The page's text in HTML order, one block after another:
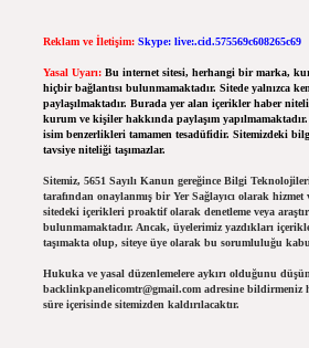
Reklam ve İletişim: Skype: live:.cid.575569c608265c69
Yasal Uyarı: Bu internet sitesi, herhangi bir marka,
hiçbir bağlantısı bulunmamaktadır. Sitede yalnızca
paylaşılmaktadır. Burada yer alan içerikler haber
kurum ve kişiler hakkında paylaşım
isim benzerlikleri tamamen tesadüfidir. Sitemizdeki
tavsiye niteliği taşımazlar.
Sitemiz, 5651 Sayılı Kanun gereğince Bilgi
tarafından onaylanmış bir Yer Sağlayıcı olarak
sitedeki içerikleri proaktif olarak denetleme veya
bulunmamaktadır. Ancak, üyelerimiz yazdıkları
taşımakta olup, siteye üye olarak bu sorumluluğu
Hukuka ve yasal düzenlemelere aykırı olduğunu
backlinkpanelicomtr@gmail.comadresine bildirmeniz
süre içerisinde sitemizden kaldırılacaktır.